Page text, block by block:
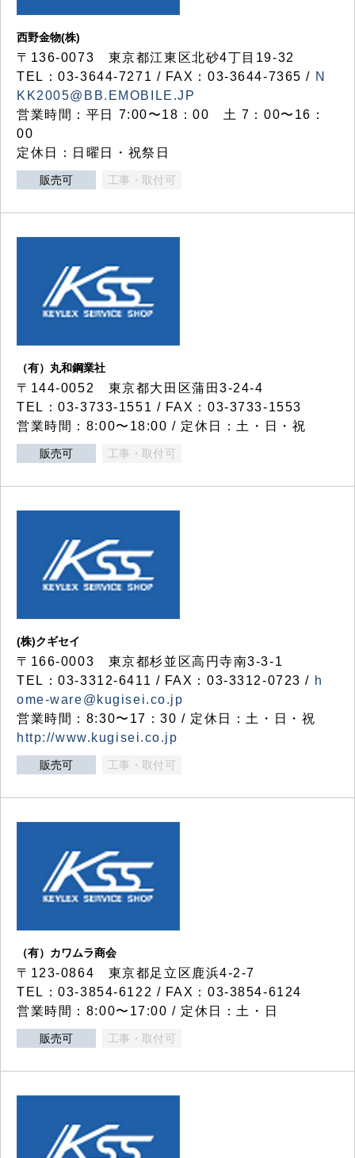
西野金物(株)
〒136-0073 東京都江東区北砂4丁目19-32
TEL：03‐3644‐7271 / FAX：03-3644-7365 / N
KK2005@BB.EMOBILE.JP
営業時間：平日 7:00〜18：00 土 7：00〜16：
00
定休日：日曜日・祝祭日
販売可 工事・取付可
（有）丸和鋼業社
〒144-0052 東京都大田区蒲田3-24-4
TEL：03-3733-1551 / FAX：03-3733-1553
営業時間：8:00〜18:00 / 定休日：土・日・祝
販売可 工事・取付可
(株)クギセイ
〒166-0003 東京都杉並区高円寺南3-3-1
TEL：03-3312-6411 / FAX：03-3312-0723 / h
ome-ware@kugisei.co.jp
営業時間：8:30〜17：30 / 定休日：土・日・祝
http://www.kugisei.co.jp
販売可 工事・取付可
（有）カワムラ商会
〒123-0864 東京都足立区鹿浜4-2-7
TEL：03-3854-6122 / FAX：03-3854-6124
営業時間：8:00〜17:00 / 定休日：土・日
販売可 工事・取付可